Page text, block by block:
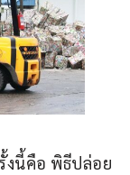
งนี้คือ พิธีปล่อย